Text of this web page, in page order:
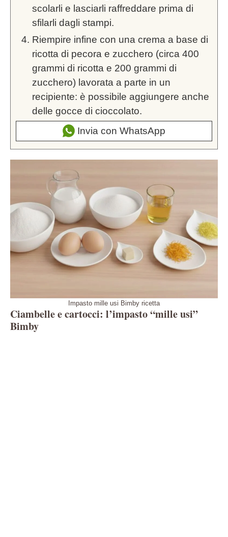
scolarli e lasciarli raffreddare prima di
sfilarli dagli stampi.
Riempire infine con una crema a base di
ricotta di pecora e zucchero (circa 400
grammi di ricotta e 200 grammi di
zucchero) lavorata a parte in un
recipiente: è possibile aggiungere anche
delle gocce di cioccolato.
Invia con WhatsApp
Impasto mille usi Bimby ricetta
Ciambelle e cartocci: l’impasto “mille usi”
Bimby